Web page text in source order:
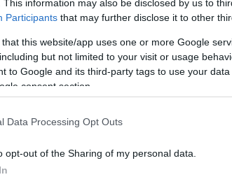
This information may also be disclosed by us to
Participants that may further disclose it to other
that this website/app uses one or more Google
but not limited to your visit or usage
to Google and its third-party tags to use your
consent section.
Data Processing Opt Outs
opt-out of the Sharing of my personal data.
tiro diMulasrespinto dal portiere
anche opportunità per portarsi in
Murgia, ma non riescono a finalizzare
per portarsi in vantaggio,
Rotondo Simone Marini